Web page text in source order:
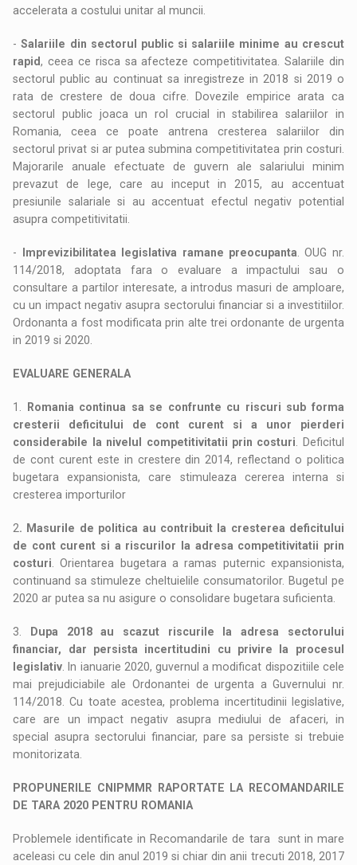
accelerata a costului unitar al muncii.
-Salariile din sectorul public si salariile minime au crescut
rapid, ceea ce risca sa afecteze competitivitatea. Salariile din
sectorul public au continuat sa inregistreze in 2018 si 2019 o
rata de crestere de doua cifre. Dovezile empirice arata ca
sectorul public joaca un rol crucial in stabilirea salariilor in
Romania, ceea ce poate antrena cresterea salariilor din
sectorul privat si ar putea submina competitivitatea prin costuri.
Majorarile anuale efectuate de guvern ale salariului minim
prevazut de lege, care au inceput in 2015, au accentuat
presiunile salariale si au accentuat efectul negativ potential
asupra competitivitatii.
- Imprevizibilitatea legislativa ramane preocupanta . OUG nr.
114/2018, adoptata fara o evaluare a impactului sau o
consultare a partilor interesate, a introdus masuri de amploare,
cu un impact negativ asupra sectorului financiar si a investitiilor.
Ordonanta a fost modificata prin alte trei ordonante de urgenta
in 2019 si 2020.
EVALUARE GENERALA
1.
Romania continua sa se confrunte cu riscuri sub forma
cresterii deficitului de cont curent si a unor pierderi
considerabile la nivelul competitivitatii prin costuri . Deficitul
de cont curent este in crestere din 2014, reflectand o politica
bugetara expansionista, care stimuleaza cererea interna si
cresterea importurilor
2. Masurile de politica au contribuit la cresterea deficitului
de cont curent si a riscurilor la adresa competitivitatii prin
costuri . Orientarea bugetara a ramas puternic expansionista,
continuand sa stimuleze cheltuielile consumatorilor. Bugetul pe
2020 ar putea sa nu asigure o consolidare bugetara suficienta.
3.
Dupa 2018 au scazut riscurile la adresa sectorului
financiar, dar persista incertitudini cu privire la procesul
legislativ . In ianuarie 2020, guvernul a modificat dispozitiile cele
mai prejudiciabile ale Ordonantei de urgenta a Guvernului nr.
114/2018. Cu toate acestea, problema incertitudinii legislative,
care are un impact negativ asupra mediului de afaceri, in
special asupra sectorului financiar, pare sa persiste si trebuie
monitorizata.
PROPUNERILE CNIPMMR RAPORTATE LA RECOMANDARILE
DE TARA 2020 PENTRU ROMANIA
Problemele identificate in Recomandarile de tara sunt in mare
aceleasi cu cele din anul 2019 si chiar din anii trecuti 2018, 2017